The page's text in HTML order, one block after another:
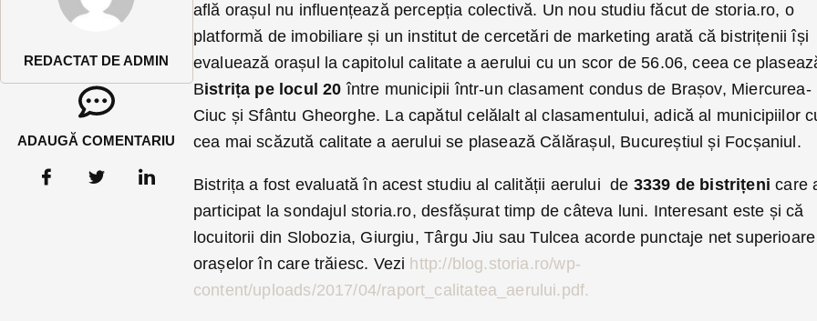
REDACTAT DE ADMIN
ADAUGĂ COMENTARIU
află orașul nu influențează percepția colectivă. Un nou studiu făcut de storia.ro, o
platformă de imobiliare și un institut de cercetări de marketing arată că bistrițenii își
evaluează orașul la capitolul calitate a aerului cu un scor de 56.06, ceea ce
Bistrița pe locul 20 între municipii într-un clasament condus de Brașov, Miercurea-
Ciuc și Sfântu Gheorghe. La capătul celălalt al clasamentului, adică al municipiilor
cea mai scăzută calitate a aerului se plasează Călărașul, Bucureștiul și Focșaniul.
Bistrița a fost evaluată în acest studiu al calității aerului de 3339 de bistrițeni care
participat la sondajul storia.ro, desfășurat timp de câteva luni. Interesant este și că
locuitorii din Slobozia, Giurgiu, Târgu Jiu sau Tulcea acorde punctaje net superioare
orașelor în care trăiesc. Vezi http://blog.storia.ro/wp-
content/uploads/2017/04/raport_calitatea_aerului.pdf.